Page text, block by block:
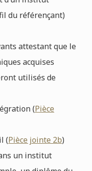
du référençant)
attestant que le
acquises
utilisés de
(Pièce
(Pièce jointe 2b)
un institut